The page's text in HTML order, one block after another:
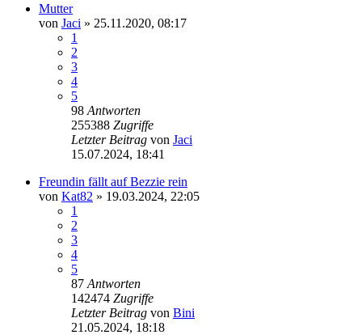
Mutter
von Jaci » 25.11.2020, 08:17
1
2
3
4
5
98 Antworten
255388 Zugriffe
Letzter Beitrag von Jaci
15.07.2024, 18:41
Freundin fällt auf Bezzie rein
von Kat82 » 19.03.2024, 22:05
1
2
3
4
5
87 Antworten
142474 Zugriffe
Letzter Beitrag von Bini
21.05.2024, 18:18